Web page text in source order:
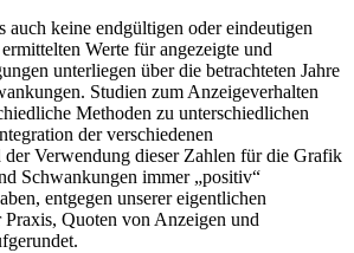
auch keine endgültigen oder eindeutigen
Werte für angezeigte und
unterliegen über die betrachteten Jahre
Studien zum Anzeigeverhalten
Methoden zu unterschiedlichen
der verschiedenen
der Verwendung dieser Zahlen für die Grafik
Schwankungen immer „positiv“
entgegen unserer eigentlichen
Praxis, Quoten von Anzeigen und